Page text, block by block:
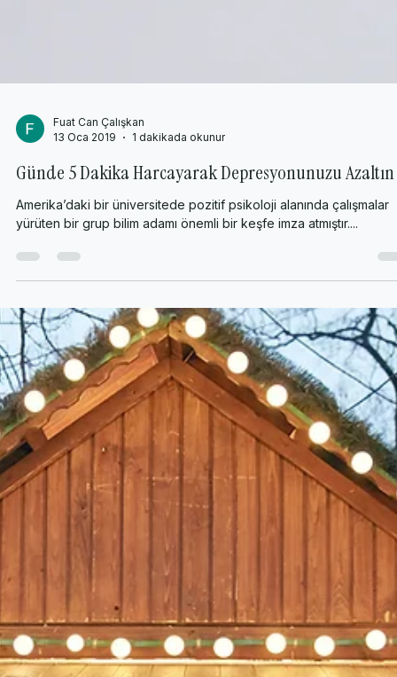
Fuat Can Çalışkan
13 Oca 2019
1 dakikada okunur
Günde 5 Dakika Harcayarak Depresyonunuzu Azaltın